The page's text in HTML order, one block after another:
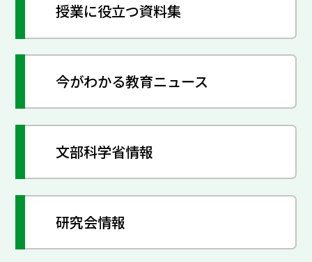
授業に役立つ資料集
今がわかる教育ニュース
文部科学省情報
研究会情報